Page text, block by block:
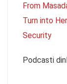
From
Turn into
Security
Podcasti